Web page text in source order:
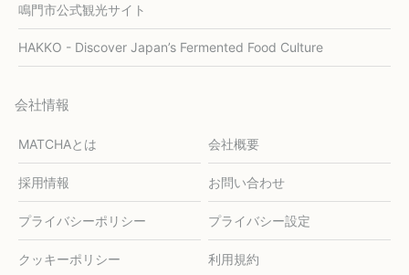
鳴門市公式観光サイト
HAKKO - Discover Japan’s Fermented Food Culture
会社情報
MATCHAとは 会社概要
採用情報 お問い合わせ
プライバシーポリシー プライバシー設定
クッキーポリシー 利用規約